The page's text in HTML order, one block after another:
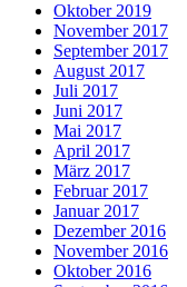
Oktober 2019
November 2017
September 2017
August 2017
Juli 2017
Juni 2017
Mai 2017
April 2017
März 2017
Februar 2017
Januar 2017
Dezember 2016
November 2016
Oktober 2016